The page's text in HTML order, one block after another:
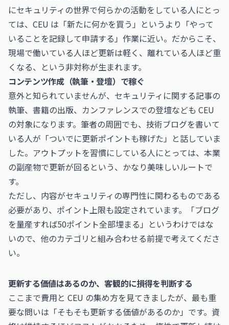
にセキュリティの世界で何らかの活動をしている人にとっ
ては、CEU は「新たに何かを買う」というより「やって
いることを記録して申請する」作業に近い。だからこそ、
現場で働いている人ほど更新は軽く、離れている人ほど重
くなる、という非対称が生まれます。
コンテンツ作成（執筆・登壇）で稼ぐ
意外と知られていませんが、セキュリティに関する記事の
執筆、書籍の出版、カンファレンスでの登壇なども CEU
の対象になります。筆者の周囲でも、技術ブログを書いて
いる人が「ついでに更新ポイントも稼げた」と話していま
した。アウトプットを習慣にしている人にとっては、本業
の副産物で更新が回るという、かなり美味しいルートで
す。
ただし、内容がセキュリティの専門性に関わるものである
必要があり、ポイント上限も設定されています。「ブログ
を量産すれば50ポイント全部埋まる」というわけではな
いので、他のカテゴリと組み合わせる前提で考えてくださ
い。
更新する価値はあるのか、客観的に損得を判断する
ここまで費用と CEU の集め方を見てきましたが、最も重
要な問いは「そもそも更新する価値があるのか」です。資